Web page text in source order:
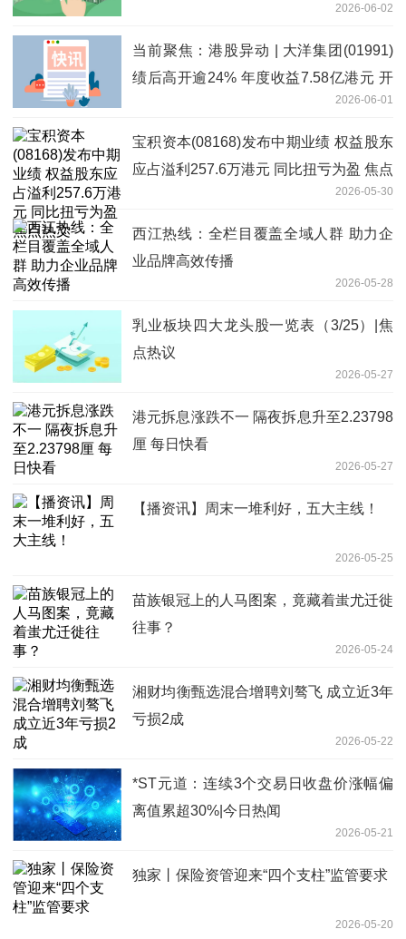
2026-06-02
当前聚焦：港股异动 | 大洋集团(01991)
绩后高开逾24% 年度收益7.58亿港元 开
2026-06-01
宝积资本(08168)发布中期业绩 权益股东
应占溢利257.6万港元 同比扭亏为盈 焦点
2026-05-30
西江热线：全栏目覆盖全域人群 助力企
业品牌高效传播
2026-05-28
乳业板块四大龙头股一览表（3/25）|焦
点热议
2026-05-27
港元拆息涨跌不一 隔夜拆息升至2.23798
厘 每日快看
2026-05-27
【播资讯】周末一堆利好，五大主线！
2026-05-25
苗族银冠上的人马图案，竟藏着蚩尤迁徙
往事？
2026-05-24
湘财均衡甄选混合增聘刘骜飞 成立近3年
亏损2成
2026-05-22
*ST元道：连续3个交易日收盘价涨幅偏
离值累超30%|今日热闻
2026-05-21
独家丨保险资管迎来“四个支柱”监管要求
2026-05-20